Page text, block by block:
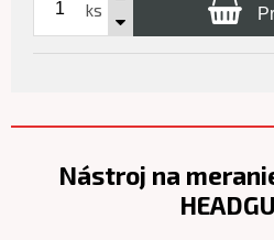
ks
Nástroj na